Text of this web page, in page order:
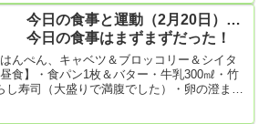
をあまりコントロールできない人が、イン
いとされています。つまり、食事療法・運
ても、思うように治療効果がみられない
今日の食事と運動（2月20日）…
今日の食事はまずまずだった！
んぺん、キャベツ＆ブロッコリー＆シイタ
食】・食パン1枚＆バター・牛乳300㎖・竹
寿司（大盛りで満腹でした）・卵の澄まし